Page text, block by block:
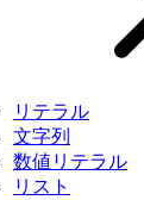
リテラル
文字列
数値リテラル
リスト